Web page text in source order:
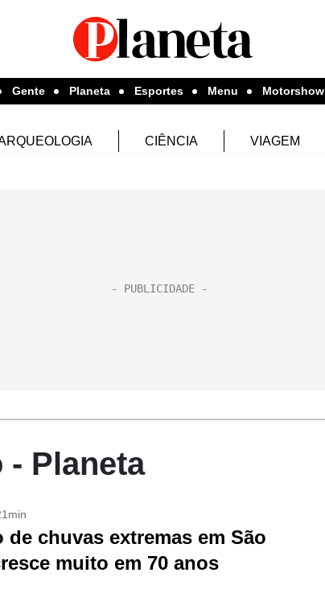
Gente Planeta Esportes Menu Motorshow
CIÊNCIA VIAGEM
Planeta
de chuvas extremas em São
muito em 70 anos